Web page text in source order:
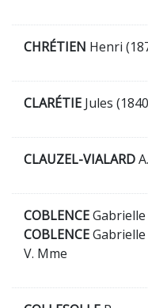
CHRÉTIEN Henri
CLARÉTIE Jules
CLAUZEL-VIALARD
COBLENCE
COBLENCEGabrielle
V. Mme